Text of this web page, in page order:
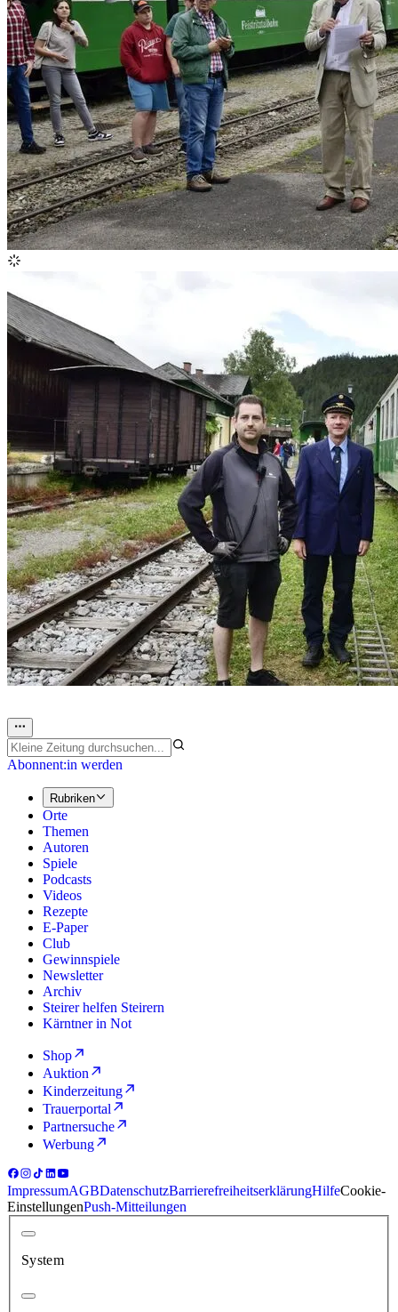
Abonnent:in werden
Rubriken
Orte
Themen
Autoren
Spiele
Podcasts
Videos
Rezepte
E-Paper
Club
Gewinnspiele
Newsletter
Archiv
Steirer helfen Steirern
Kärntner in Not
Shop
Auktion
Kinderzeitung
Trauerportal
Partnersuche
Werbung
ImpressumAGBDatenschutzBarrierefreiheitserklärungHilfeCookie-
EinstellungenPush-Mitteilungen
System